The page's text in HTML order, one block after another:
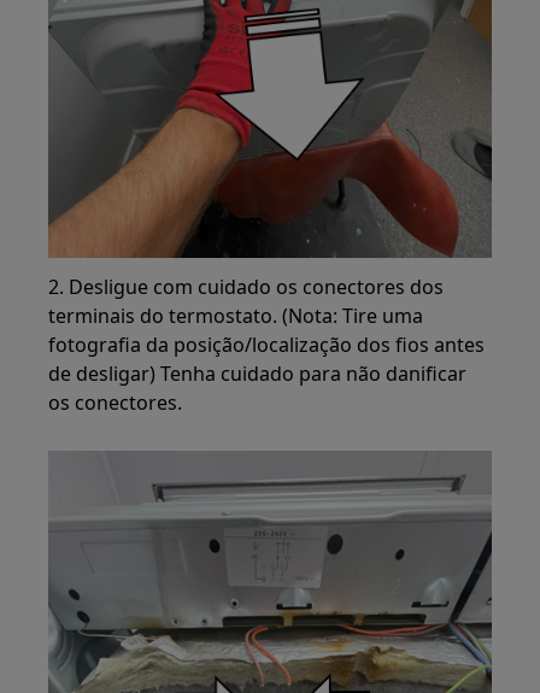
2. Desligue com cuidado os conectores dos
terminais do termostato. (Nota: Tire uma
fotografia da posição/localização dos fios antes
de desligar) Tenha cuidado para não danificar
os conectores.